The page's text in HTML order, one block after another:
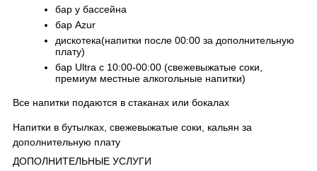
бар у бассейна
бар Azur
дискотека(напитки после 00:00 за дополнительную
плату)
бар Ultra с 10:00-00:00 (свежевыжатые соки,
премиум местные алкогольные напитки)
Все напитки подаются в стаканах или бокалах
Напитки в бутылках, свежевыжатые соки, кальян за
дополнительную плату
ДОПОЛНИТЕЛЬНЫЕ УСЛУГИ